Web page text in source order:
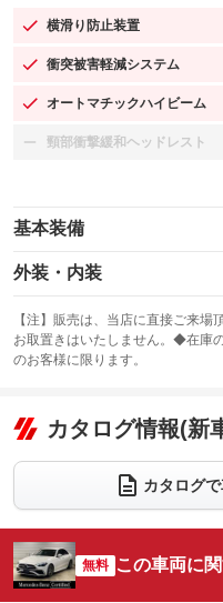
横滑り防止装置
：装備あり
衝突被害軽減システム
：装備あり
オートマチックハイビーム
：装備あり
頸部衝撃緩和ヘッドレスト
：装備なし
基本装備
エアバッグ：運転席/助手席/サ
：装備あり
：装備なし
サンルーフ
：装備なし
リフトアップ
：装備なし
ダウンヒルアシストコントロ
パワーウィンドウ
：装備あり
アイドリングストップ
：装備あり
USB入力端子
：装備あり
外装・内装
カーナビ：HDDナビ
：装備あり
TV：フルセグ
：装備あり
ビジュアル
：装備なし
革シート
：装備あり
キーレス
：装備あり
HID(キセノンライト)
：装備あり
【注】販売は、当店に直接ご来
お取置きはいたしません。◆在庫
のお客様に限ります。
カタログ情報(新
カタログ
無料 この車両に